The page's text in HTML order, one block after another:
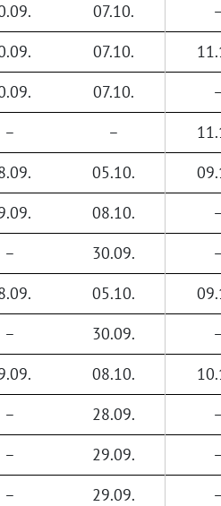
07.10. –
07.10.
07.10. –
– –
05.10.
08.10. –
– 30.09. –
05.10.
– 30.09. –
08.10.
– 28.09. –
– 29.09. –
– 29.09. –